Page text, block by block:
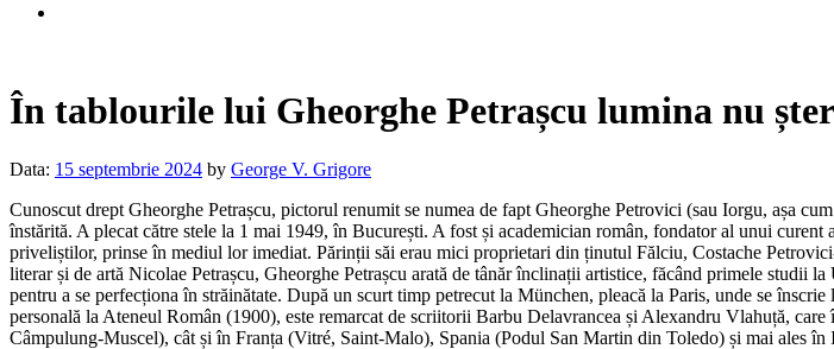
În tablourile lui Gheorghe Petrașcu lumina nu
Data: 15 septembrie 2024 by George V. Grigore
Cunoscut drept Gheorghe Petrașcu, pictorul renumit se numea de fapt Gheorghe Petrovici (sau Iorgu, așa
înstărită. A plecat către stele la 1 mai 1949, în București. A fost și academician român, fondator al unui
priveliștilor, prinse în mediul lor imediat. Părinții săi erau mici proprietari din ținutul Fălciu, Costache
literar și de artă Nicolae Petrașcu, Gheorghe Petrașcu arată de tânăr înclinații artistice, făcând primele
pentru a se perfecționa în străinătate. După un scurt timp petrecut la München, pleacă la Paris, unde se
personală la Ateneul Român (1900), este remarcat de scriitorii Barbu Delavrancea și Alexandru Vlahuță,
Câmpulung-Muscel), cât și în Franța (Vitré, Saint-Malo), Spania (Podul San Martin din Toledo) și mai ales